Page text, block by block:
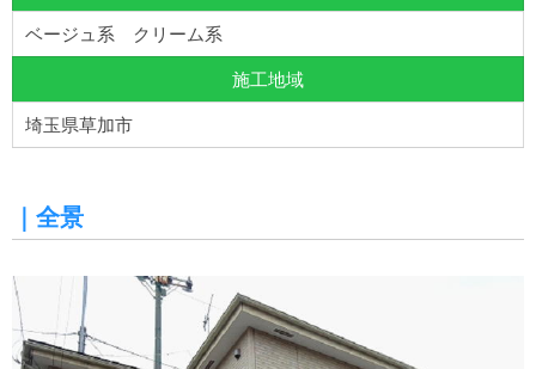
ベージュ系 クリーム系
施工地域
埼玉県草加市
｜全景